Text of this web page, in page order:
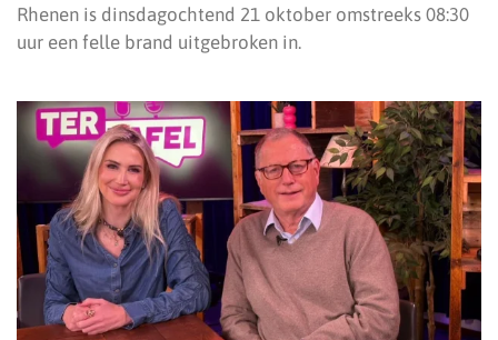
Rhenen is dinsdagochtend 21 oktober omstreeks 08:30
uur een felle brand uitgebroken in.